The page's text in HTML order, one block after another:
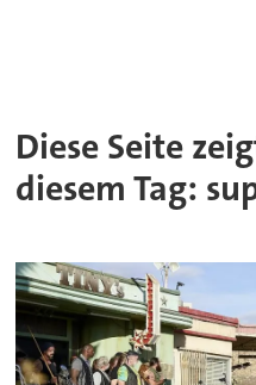
Diese Seite
diesem Tag: